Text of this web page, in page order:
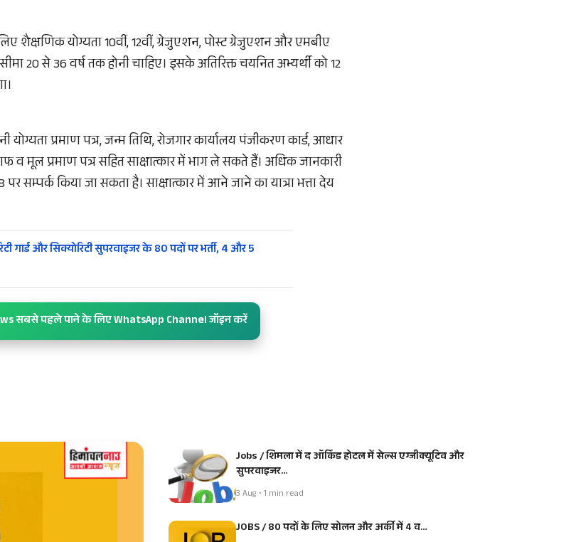
शैक्षणिक योग्यता 10वीं, 12वीं, ग्रेजुएशन, पोस्ट ग्रेजुएशन और एमबीए
20 से 36 वर्ष तक होनी चाहिए। इसके अतिरिक्त चयनित अभ्यर्थी को 12
योग्यता प्रमाण पत्र, जन्म तिथि, रोजगार कार्यालय पंजीकरण कार्ड, आधार
व मूल प्रमाण पत्र सहित साक्षात्कार में भाग ले सकते हैं। अधिक जानकारी
सम्पर्क किया जा सकता है। साक्षात्कार में आने जाने का यात्रा भत्ता देय
गार्ड और सिक्योरिटी सुपरवाइजर के 80 पदों पर भर्ती, 4 और 5
सबसे पहले पाने के लिए WhatsApp Channel जॉइन करें
Jobs / शिमला में द ऑर्किड होटल में सेल्स एग्जीक्यूटिव और
सुपरवाइजर…
3 Aug • 1 min read
JOBS / 80 पदों के लिए सोलन और अर्की में 4 व…